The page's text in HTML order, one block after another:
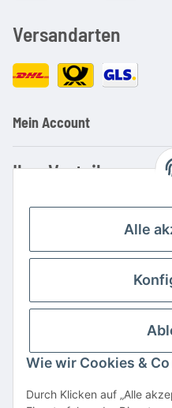
Versandarten
Mein Account
Ihre Vorteile
Kauf auf Rechnung
Große Auswahl an
Schnelle Lieferung
Hohe
Vertrag
Alle
Wie wir Cookies &
Durch Klicken auf „Alle